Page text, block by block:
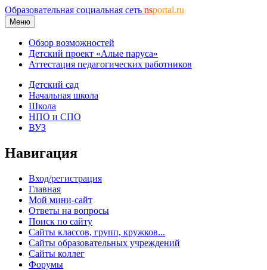
Образовательная социальная сеть nsportal.ru
Меню
Обзор возможностей
Детский проект «Алые паруса»
Аттестация педагогических работников
Детский сад
Начальная школа
Школа
НПО и СПО
ВУЗ
Навигация
Вход/регистрация
Главная
Мой мини-сайт
Ответы на вопросы
Поиск по сайту
Сайты классов, групп, кружков...
Сайты образовательных учреждений
Сайты коллег
Форумы